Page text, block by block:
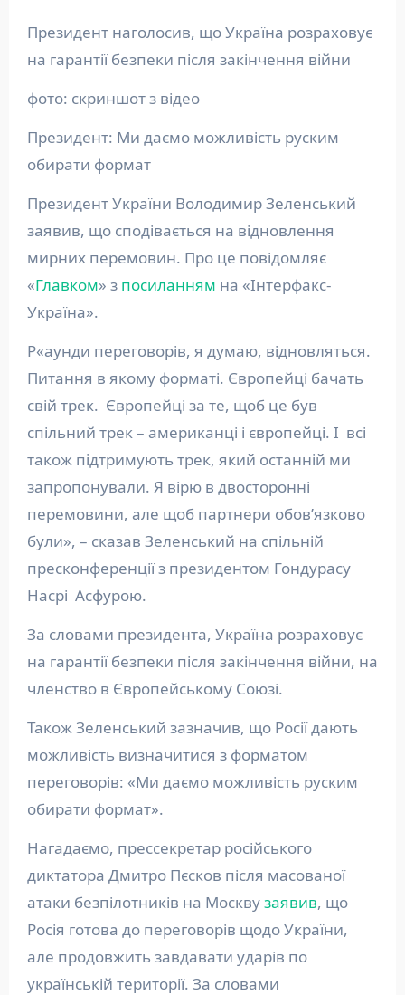
Президент наголосив, що Україна розраховує
на гарантії безпеки після закінчення війни
фото: скриншот з відео
Президент: Ми даємо можливість руским
обирати формат
Президент України Володимир Зеленський
заявив, що сподівається на відновлення
мирних перемовин. Про це повідомляє
«Главком» з посиланням на «Інтерфакс-
Україна».
Р«аунди переговорів, я думаю, відновляться.
Питання в якому форматі. Європейці бачать
свій трек. Європейці за те, щоб це був
спільний трек – американці і європейці. І всі
також підтримують трек, який останній ми
запропонували. Я вірю в двосторонні
перемовини, але щоб партнери обов’язково
були», – сказав Зеленський на спільній
пресконференції з президентом Гондурасу
Насрі Асфурою.
За словами президента, Україна розраховує
на гарантії безпеки після закінчення війни, на
членство в Європейському Союзі.
Також Зеленський зазначив, що Росії дають
можливість визначитися з форматом
переговорів: «Ми даємо можливість руским
обирати формат».
Нагадаємо, прессекретар російського
диктатора Дмитро Пєсков після масованої
атаки безпілотників на Москвузаявив, що
Росія готова до переговорів щодо України,
але продовжить завдавати ударів по
українській території. За словами